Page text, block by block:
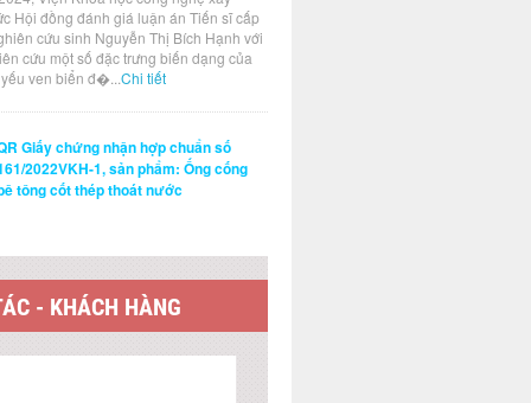
Hội đồng đánh giá luận án Tiến sĩ cấp
cứu sinh Nguyễn Thị Bích Hạnh với
cứu một số đặc trưng biến dạng của
ven biển đ�...Chi tiết
Giấy chứng nhận hợp chuẩn số
2022VKH-1, sản phẩm: Ống cống
tông cốt thép thoát nước
- KHÁCH HÀNG